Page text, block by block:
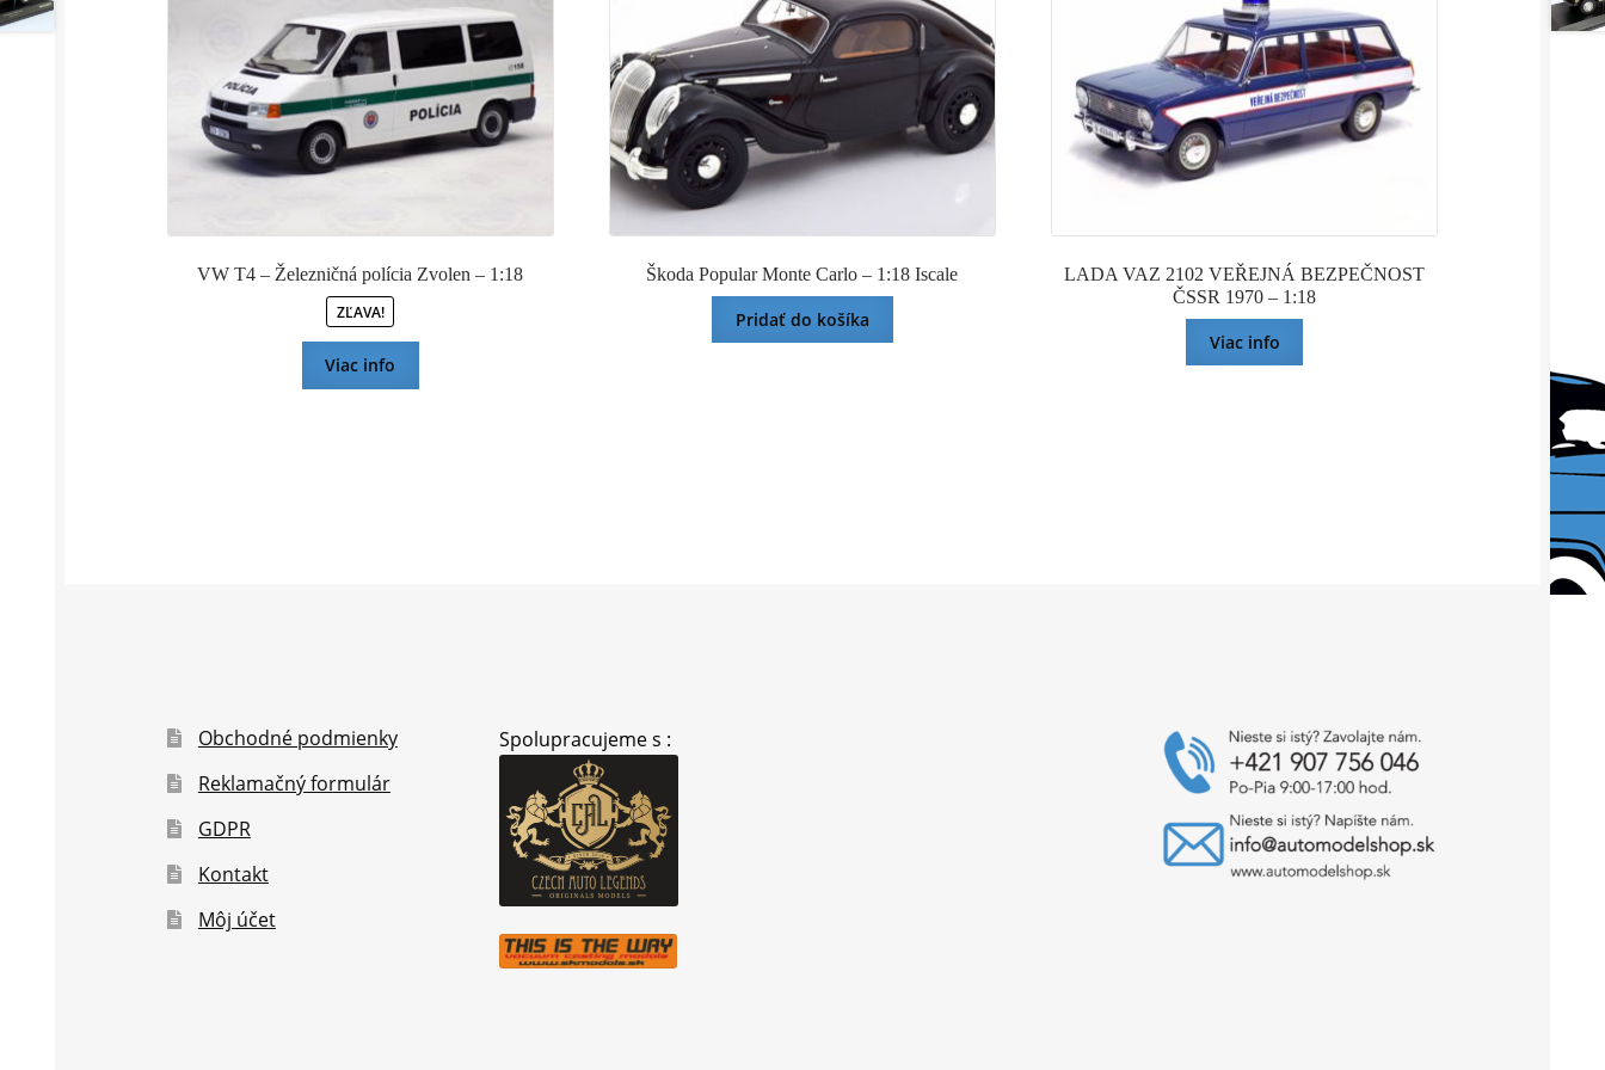
VW T4 – Železničná polícia Zvolen – 1:18
ZĽAVA!
Viac info
Škoda Popular Monte Carlo – 1:18 Iscale
Pridať do košíka
LADA VAZ 2102 VEŘEJNÁ BEZPEČNOST
ČSSR 1970 – 1:18
Viac info
Obchodné podmienky
Reklamačný formulár
GDPR
Kontakt
Môj účet
Spolupracujeme s :